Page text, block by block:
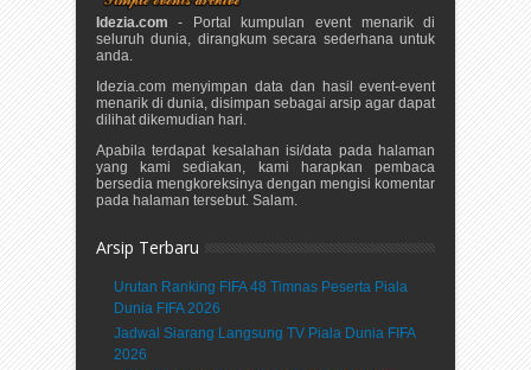
Idezia.com - Portal kumpulan event menarik di
seluruh dunia, dirangkum secara sederhana untuk
anda.
Idezia.com menyimpan data dan hasil event-event
menarik di dunia, disimpan sebagai arsip agar dapat
dilihat dikemudian hari.
Apabila terdapat kesalahan isi/data pada halaman
yang kami sediakan, kami harapkan pembaca
bersedia mengkoreksinya dengan mengisi komentar
pada halaman tersebut. Salam.
Arsip Terbaru
Urutan Ranking FIFA 48 Timnas Peserta Piala
Dunia FIFA 2026
Jadwal Siarang Langsung TV Piala Dunia FIFA
2026